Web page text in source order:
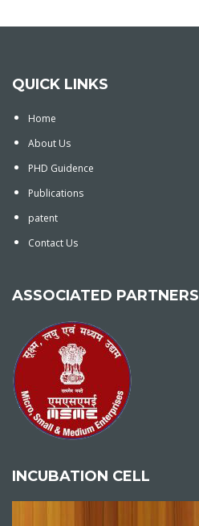
QUICK LINKS
Home
About Us
PHD Guidence
Publications
patent
Contact Us
ASSOCIATED PARTNERS
INCUBATION CELL